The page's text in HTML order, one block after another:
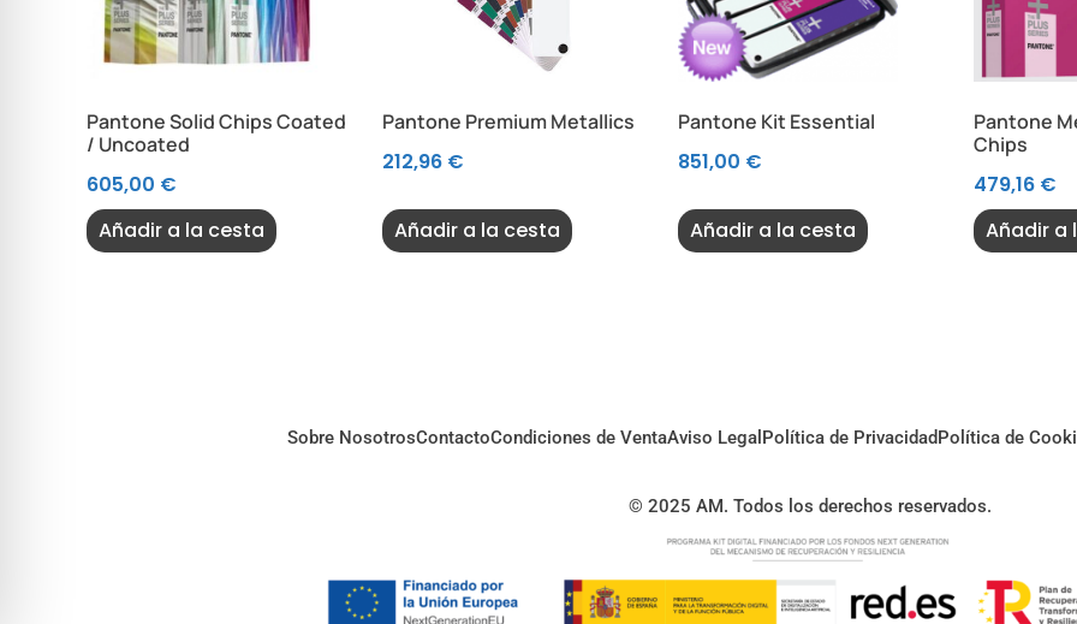
Pantone Solid Chips Coated
/ Uncoated
605,00 €
Añadir a la cesta
Pantone Premium Metallics
212,96 €
Añadir a la cesta
Pantone Kit Essential
851,00 €
Añadir a la cesta
Pantone
Chips
479,16 €
Añadir a
Sobre NosotrosContactoCondiciones de VentaAviso Legal Política de PrivacidadPolítica de
© 2025 AM. Todos los derechos reservados.